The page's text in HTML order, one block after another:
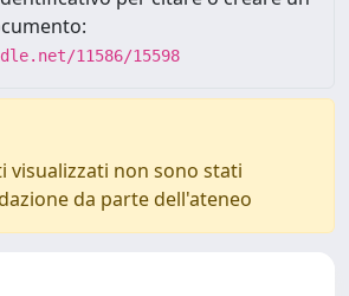
11586/15598
visualizzati non sono stati
da parte dell'ateneo